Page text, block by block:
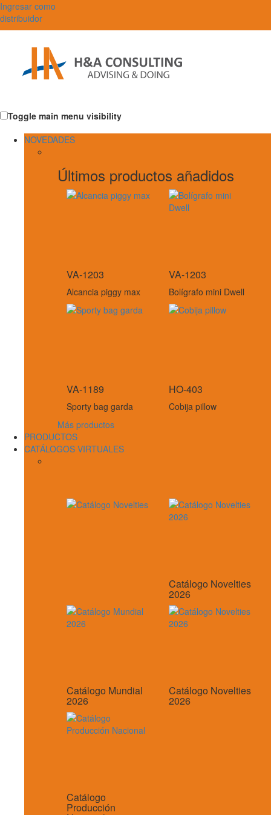
Ingresar como
distribuidor
Toggle main menu visibility
NOVEDADES
Últimos productos añadidos
VA-1203
Alcancia piggy max
VA-1203
Bolígrafo mini Dwell
VA-1189
Sporty bag garda
HO-403
Cobija pillow
Más productos
PRODUCTOS
CATÁLOGOS VIRTUALES
Catálogo Novelties
2026
Catálogo Mundial
2026
Catálogo Novelties
2026
Catálogo
Producción